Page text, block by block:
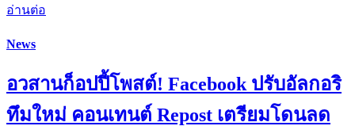
อ่านต่อ
News
อวสานก็อปปี้โพสต์! Facebook ปรับอัลกอริ
ทึมใหม่ คอนเทนต์ Repost เตรียมโดนลด